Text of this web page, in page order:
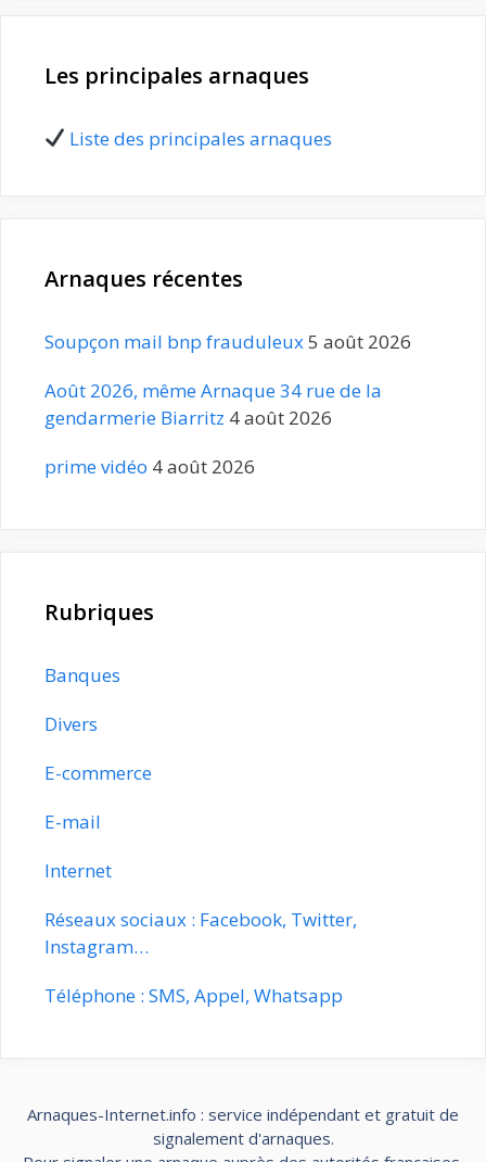
Les principales arnaques
Liste des principales arnaques
Arnaques récentes
Soupçon mail bnp frauduleux5 août 2026
Août 2026, même Arnaque 34 rue de la
gendarmerie Biarritz 4 août 2026
prime vidéo 4 août 2026
Rubriques
Banques
Divers
E-commerce
E-mail
Internet
Réseaux sociaux : Facebook, Twitter,
Instagram…
Téléphone : SMS, Appel, Whatsapp
Arnaques-Internet.info : service indépendant et gratuit de
signalement d'arnaques.